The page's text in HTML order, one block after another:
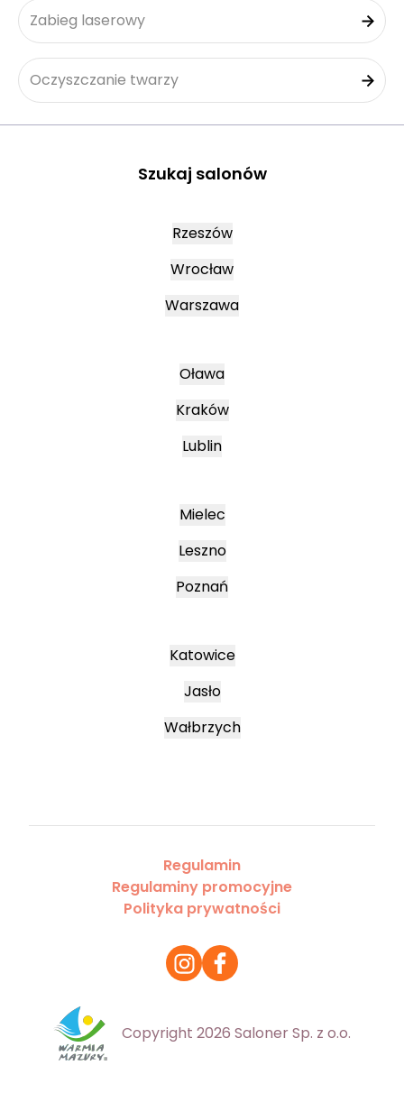
Zabieg laserowy
Oczyszczanie twarzy
Szukaj salonów
Rzeszów
Wrocław
Warszawa
Oława
Kraków
Lublin
Mielec
Leszno
Poznań
Katowice
Jasło
Wałbrzych
Regulamin
Regulaminy promocyjne
Polityka prywatności
Copyright 2026 Saloner Sp. z o.o.